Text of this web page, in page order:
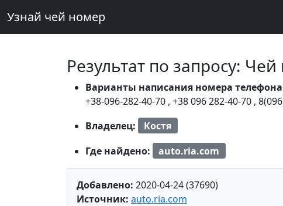
Узнай чей номер
Результат по запросу:
Варианты написания номера
+38-096-282-40-70 , +38 096 282-40-70 ,
Владелец:
Костя
Где найдено:
auto.ria.com
Добавлено: 2020-04-24 (37690)
Источник: auto.ria.com